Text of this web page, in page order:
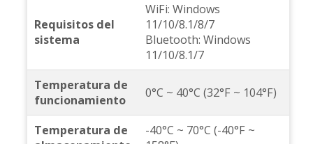
Requisitos del
sistema
WiFi: Windows
11/10/8.1/8/7
Bluetooth: Windows
11/10/8.1/7
Temperatura de
funcionamiento
0°C ~ 40°C (32°F ~ 104°F)
Temperatura de
-40°C ~ 70°C (-40°F ~